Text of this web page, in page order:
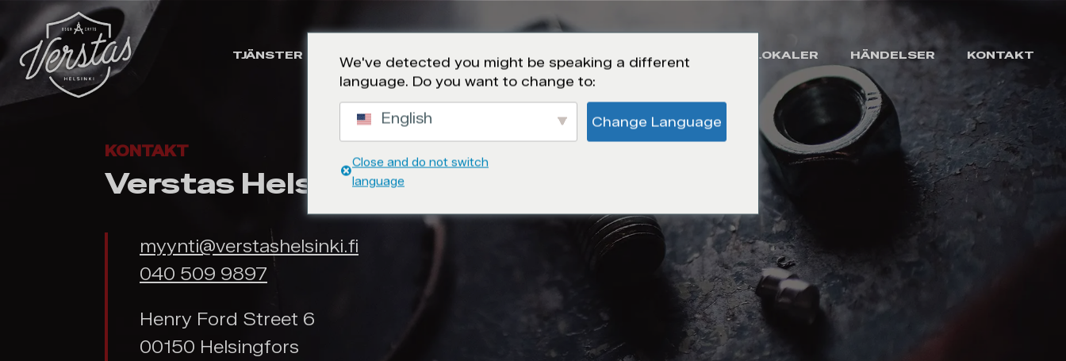
TJÄNSTER UTSTÄLLNINGSMONTRAR RESTAURANGER OCH AFFÄRSLOKALER HÄNDELSER KONTAKT
KONTAKT
Verstas Helsingfors
myynti@verstashelsinki.fi
040 509 9897
Henry Ford Street 6
00150 Helsingfors
We've detected you might be speaking a different
language. Do you want to change to:
English Change Language
Close and do not switch
language